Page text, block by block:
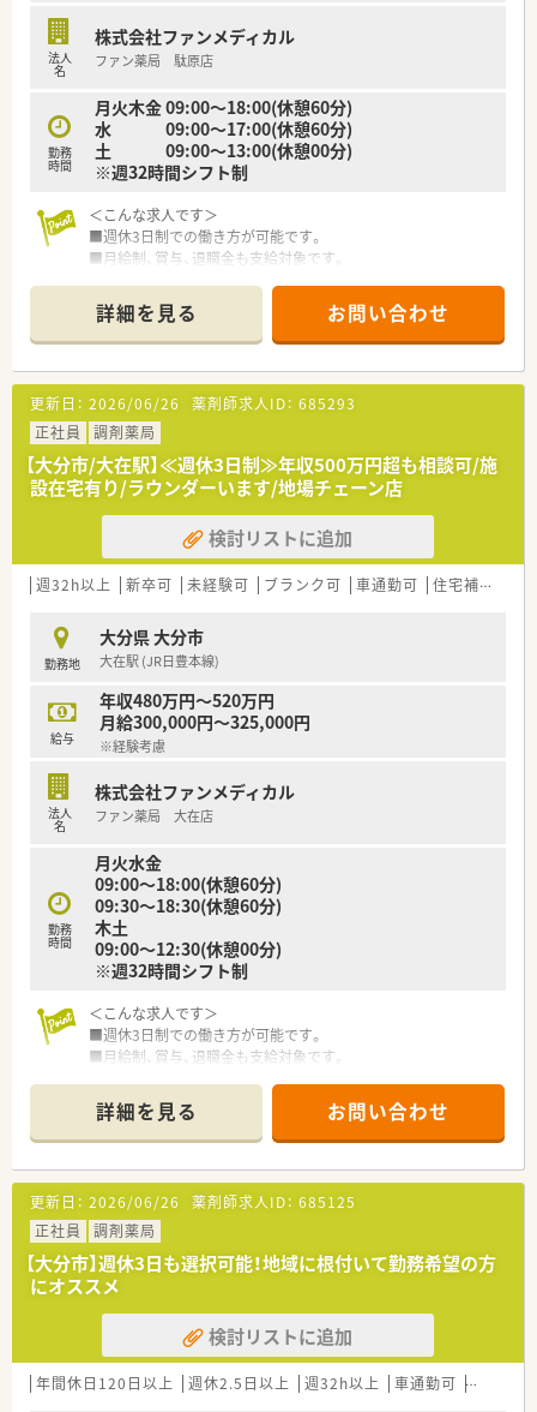
■大手チェーンの安定性で、腰を据えて働いていきたい方。
■近隣に複数店舗あり、ヘルプ体制充実の環境で、安心して働き
法人
名
株式会社ファンメディカル
ファン薬局 駄原店
勤務
時間
月火木金 09:00～18:00(休憩60分)
水 09:00～17:00(休憩60分)
土 09:00～13:00(休憩00分)
※週32時間シフト制
＜こんな求人です＞
■週休3日制での働き方が可能です。
■月給制、賞与、退職金も支給対象です。
■残業も月10時間前後です。
■大分駅から車で約10分の場所に位置しており、マイカー通勤
が非常に便利な立地です。
■主な応需科目は呼吸器科と内科で、1日あたりの処方箋枚数は
平均65枚程度です。
■現在、薬剤師2名と医療事務2名の計4名体制で、協力しながら
業務を行っています。
＜在宅について＞
■自社施設もあり、施設在宅を豊富に扱っている企業
■日祝のオンコール当番は希望者のみで実施の為、当番で回って
くるわけではありません
※別途手当（店舗待機30,000円/回、自宅待機15,000円＋対応数
■月～土の夜間オンコールは本社担当者にて実施の為、対応はあ
りません
＜長く働ける会社＞
■生涯現役を目指している企業で、年次の沿って特別休暇制度を
設けるなど長く安心して就業する環境整備に積極的
■70代の方も活躍中
福利厚生も整備
■地域社会への貢献と共に、外部勉強会や外部講師を招いた勉強
会、Eラーニング等、薬剤師の教育にも注力
■新人教育研修、外部講師の勉強会、学会、各種研修会への参加
なども積極的に実施中
■医療モール型の薬局やドライブスルー対応の薬局を展開した
り、地域の“相談所”としてFACE TO FACEの応対がかなう個別ブ
ます。
詳細を見る お問い合わせ
更新日： 2026/06/26 薬剤師求人ID： 685293
正社員
調剤薬局
【大分市/大在駅】≪週休3日制≫年収500万円超も相談可/施
設在宅有り/ラウンダーいます/地場チェーン店
検討リストに追加
週32h以上 新卒可 未経験可 ブランク可 車通勤可 住宅補助(手当)あり
勤務地
大分県 大分市
大在駅 (JR日豊本線)
給与
年収480万円～520万円
月給300,000円～325,000円
※経験考慮
法人
名
株式会社ファンメディカル
ファン薬局 大在店
勤務
時間
月火水金
09:00～18:00(休憩60分)
09:30～18:30(休憩60分)
木土
09:00～12:30(休憩00分)
※週32時間シフト制
＜こんな求人です＞
■週休3日制での働き方が可能です。
■月給制、賞与、退職金も支給対象です。
■残業も月10時間前後です。
＜店舗情報＞
■薬剤師は常時3名体制
■内科が6割、整形外科が4割、内科のドクターは糖尿病専門
■応需枚数は平均100枚程度/日
■事務の方が基本ピッキングを行いますので、監査と投薬に専念
ができます。
■粉の一包化は薬剤師が行っております。
■品目数は1200～1300となりますが、動く薬はある程度決まっ
ております。
■後発品の割合は約87％でございます。
■門前のドクターとは関係性がよく、コロナ前は食事会も行って
おりました。そのため、疑義照会で悩むことはありません。
詳細を見る お問い合わせ
更新日： 2026/06/26 薬剤師求人ID： 685125
正社員
調剤薬局
【大分市】週休3日も選択可能！地域に根付いて勤務希望の方
にオススメ
検討リストに追加
年間休日120日以上 週休2.5日以上 週32h以上 車通勤可 認定薬